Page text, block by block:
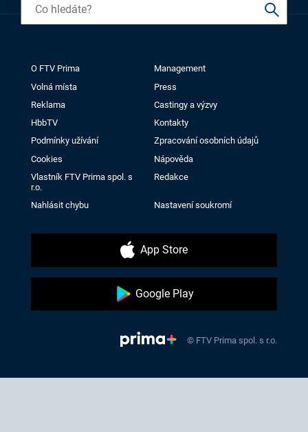
O FTV Prima
Management
Volná místa
Press
Reklama
Castingy a výzvy
HbbTV
Kontakty
Podmínky užívání
Zpracování osobních údajů
Cookies
Nápověda
Vlastník FTV Prima spol. s
r.o.
Redakce
Nahlásit chybu Nastavení soukromí
App Store
Google Play
© FTV Prima spol. s r.o.